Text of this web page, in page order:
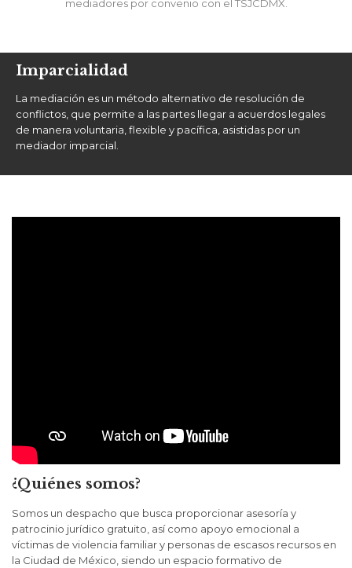
mediadores por convenio con el TSJCDMX.
Imparcialidad
La mediación es un método alternativo de resolución de
conflictos, que permite a las partes llegar a acuerdos legales
de manera voluntaria, flexible y pacífica, asistidas por un
mediador imparcial.
¿Quiénes somos?
Somos un despacho que busca proporcionar asesoría y
patrocinio jurídico gratuito, así como apoyo emocional a
víctimas de violencia familiar y personas de escasos recursos en
la Ciudad de México, siendo un espacio formativo de